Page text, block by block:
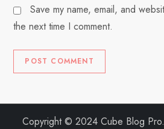
Save my name, email, and
the next time I comment.
Copyright © 2024 Cube Blog